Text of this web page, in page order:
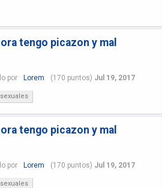
tengo picazon y mal
por Lorem (170 puntos) Jul 19, 2017
tengo picazon y mal
por Lorem (170 puntos) Jul 19, 2017